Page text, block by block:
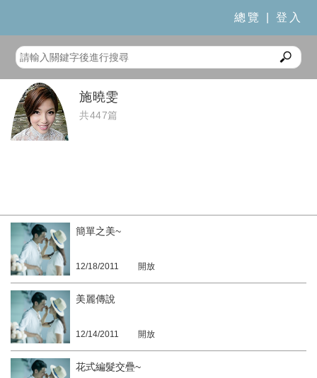
總覽 登入
施曉雯
共447篇
簡單之美~
12/18/2011 開放
美麗傳說
12/14/2011 開放
花式編髮交疊~